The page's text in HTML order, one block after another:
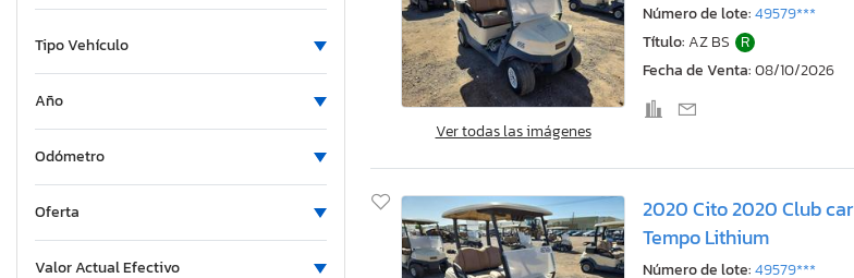
Tipo Vehículo
Año
Odómetro
Oferta
Valor Actual Efectivo
Ver todas las imágenes
Número de lote:49579***
Título: AZ BS R
Fecha de Venta:08/10/2026
2020 Cito 2020 Club car
Tempo Lithium
Número de lote:49579***